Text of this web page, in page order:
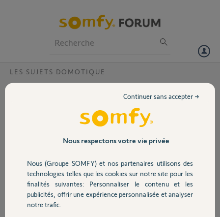
Volet
Sécurité
Domotique
LES SUJETS DOMOTIQUE
Migration vers appication Tahoma by
Somfy et enceintes Sonos (Tahoma v2)
Bonjour,
Propriétaire d'une Tahoma v2, j'ai effectué la
migration de l'application Tahoma Classic vers
Lors de la migration, il m'a été demandé de
désappairer puis réappairer mes enceintes
Sonos. Malheureusement, l'apparaige ne
Nous respectons votre vie privée
Nous (Groupe SOMFY) et nos partenaires utilisons des
technologies telles que les cookies sur notre site pour les
finalités suivantes: Personnaliser le contenu et les
publicités, offrir une expérience personnalisée et analyser
notre trafic.
Continuer sans accepter →